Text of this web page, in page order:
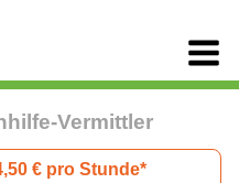
Vermittler
€ pro Stunde*